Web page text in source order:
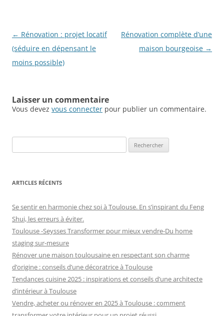
Navigation
des
articles
← Rénovation : projet locatif
(séduire en dépensant le
moins possible)
Rénovation complète d’une
maison bourgeoise →
Laisser un commentaire
Vous devez vous connecter pour publier un commentaire.
ARTICLES RÉCENTS
Se sentir en harmonie chez soi à Toulouse. En s’inspirant du Feng
Shui, les erreurs à éviter.
Toulouse -Seysses Transformer pour mieux vendre-Du home
staging sur-mesure
Rénover une maison toulousaine en respectant son charme
d’origine : conseils d’une décoratrice à Toulouse
Tendances cuisine 2025 : inspirations et conseils d’une architecte
d’intérieur à Toulouse
Vendre, acheter ou rénover en 2025 à Toulouse : comment